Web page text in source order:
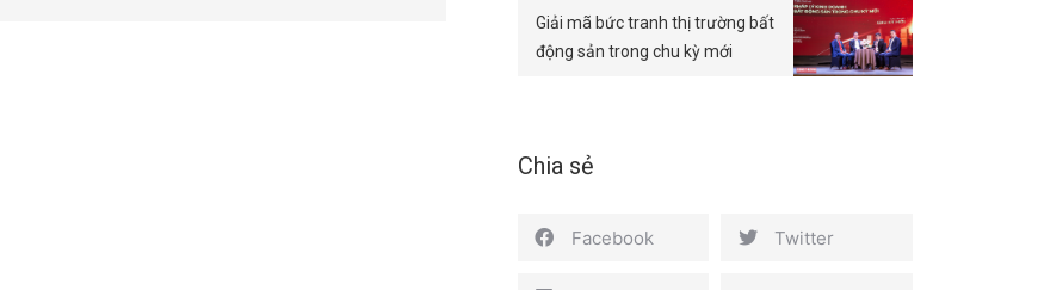
Giải mã bức tranh thị trường bất
động sản trong chu kỳ mới
Chia sẻ
Facebook Twitter